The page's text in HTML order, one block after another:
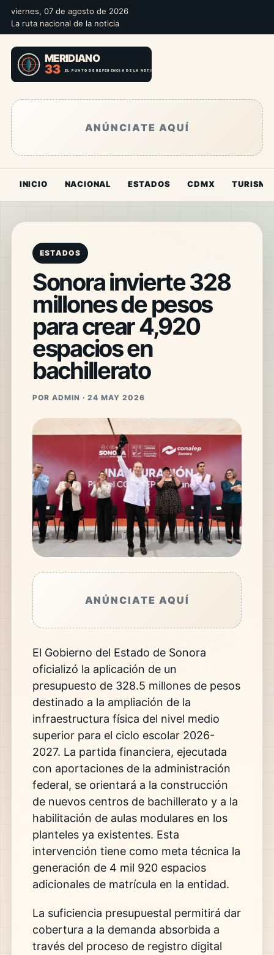
viernes, 07 de agosto de 2026
La ruta nacional de la noticia
ANÚNCIATE AQUÍ
INICIO NACIONAL ESTADOS CDMX TURISMO
ESTADOS
Sonora invierte 328
millones de pesos
para crear 4,920
espacios en
bachillerato
POR ADMIN · 24 MAY 2026
ANÚNCIATE AQUÍ
El Gobierno del Estado de Sonora
oficializó la aplicación de un
presupuesto de 328.5 millones de pesos
destinado a la ampliación de la
infraestructura física del nivel medio
superior para el ciclo escolar 2026-
2027. La partida financiera, ejecutada
con aportaciones de la administración
federal, se orientará a la construcción
de nuevos centros de bachillerato y a la
habilitación de aulas modulares en los
planteles ya existentes. Esta
intervención tiene como meta técnica la
generación de 4 mil 920 espacios
adicionales de matrícula en la entidad.
La suficiencia presupuestal permitirá dar
cobertura a la demanda absorbida a
través del proceso de registro digital